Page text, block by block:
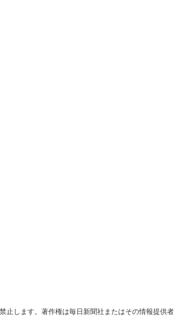
します。著作権は毎日新聞社またはその情報提供者